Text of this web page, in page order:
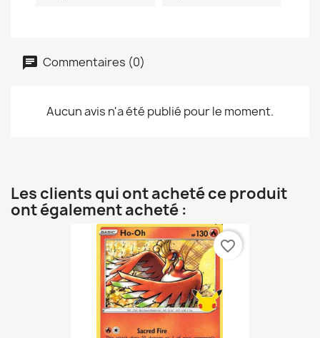
Commentaires (0)
Aucun avis n'a été publié pour le moment.
Les clients qui ont acheté ce produit
ont également acheté :
favorite_border